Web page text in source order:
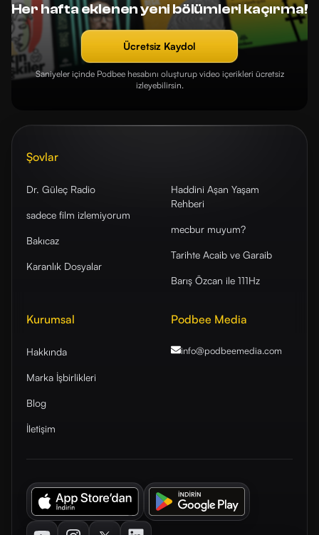
Her hafta eklenen yeni bölümleri kaçırma!
Ücretsiz Kaydol
Saniyeler içinde Podbee hesabını oluşturup video içerikleri ücretsiz
izleyebilirsin.
Şovlar
Dr. Güleç Radio
sadece film izlemiyorum
Bakıcaz
Karanlık Dosyalar
Haddini Aşan Yaşam
Rehberi
mecbur muyum?
Tarihte Acaib ve Garaib
Barış Özcan ile 111Hz
Kurumsal
Hakkında
Marka İşbirlikleri
Blog
İletişim
Podbee Media
info@podbeemedia.com